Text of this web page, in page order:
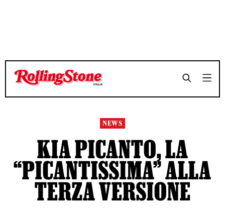
TEMPO DI LETTURA 4 MINUTI SHARE
TEMPO DI LETTURA 4 MINUTI SHARE
NEWS
KIA PICANTO, LA
“PICANTISSIMA” ALLA
TERZA VERSIONE